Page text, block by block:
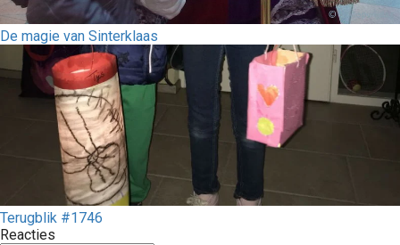
De magie van Sinterklaas
Terugblik #1746
Reacties